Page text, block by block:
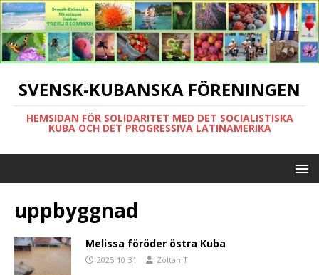
SVENSK-KUBANSKA FÖRENINGEN
HEMSIDAN FÖR SOLIDARITET MED DET SOCIALISTISKA
KUBA OCH DET PROGRESSIVA LATINAMERIKA
uppbyggnad
Melissa föröder östra Kuba
2025-10-31 Zoltan T